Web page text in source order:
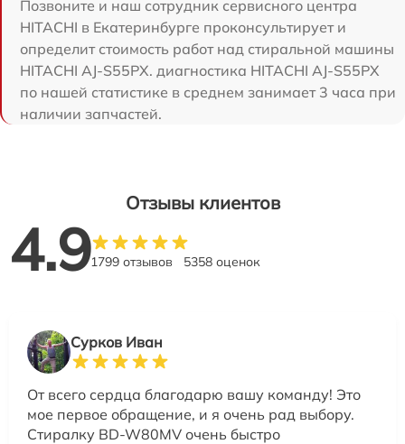
Позвоните и наш сотрудник сервисного центра
HITACHI в Екатеринбурге проконсультирует и
определит стоимость работ над стиральной машины
HITACHI AJ-S55PX. диагностика HITACHI AJ-S55PX
по нашей статистике в среднем занимает 3 часа при
наличии запчастей.
Отзывы клиентов
4.91799 отзывов 5358 оценок
Сурков Иван
От всего сердца благодарю вашу команду! Это
мое первое обращение, и я очень рад выбору.
Стиралку BD-W80MV очень быстро